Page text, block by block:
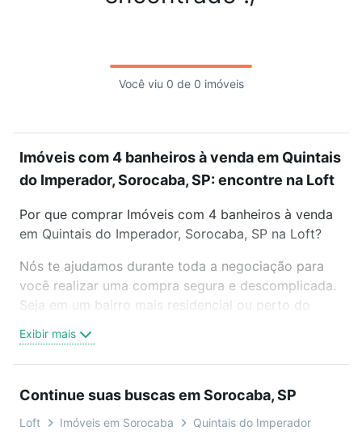
Você viu 0 de 0 imóveis
Imóveis com 4 banheiros à venda em Quintais
do Imperador, Sorocaba, SP: encontre na Loft
Por que comprar Imóveis com 4 banheiros à venda
em Quintais do Imperador, Sorocaba, SP na Loft?
Nós te ajudamos durante toda a negociação para
você realizar uma compra segura e descomplicada.
Seja em um bairro mais residencial ou perto do
oferta ideal de Imóveis com 4 banheiros à venda em
Quintais do Imperador, Sorocaba, SP para
ou por videochamada, é grátis, sem compromisso e
você ainda conta com mais de 46 mil corretores e
Exibir mais
Continue suas buscas em Sorocaba, SP
Loft Imóveis em Sorocaba Quintais do Imperador